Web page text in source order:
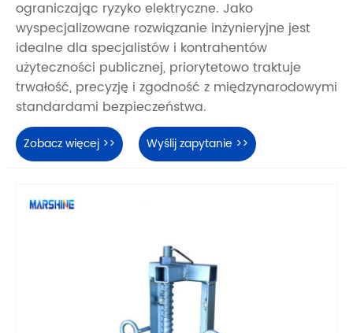
ograniczając ryzyko elektryczne. Jako
wyspecjalizowane rozwiązanie inżynieryjne jest
idealne dla specjalistów i kontrahentów
użyteczności publicznej, priorytetowo traktuje
trwałość, precyzję i zgodność z międzynarodowymi
standardami bezpieczeństwa.
Zobacz więcej >> Wyślij zapytanie >>